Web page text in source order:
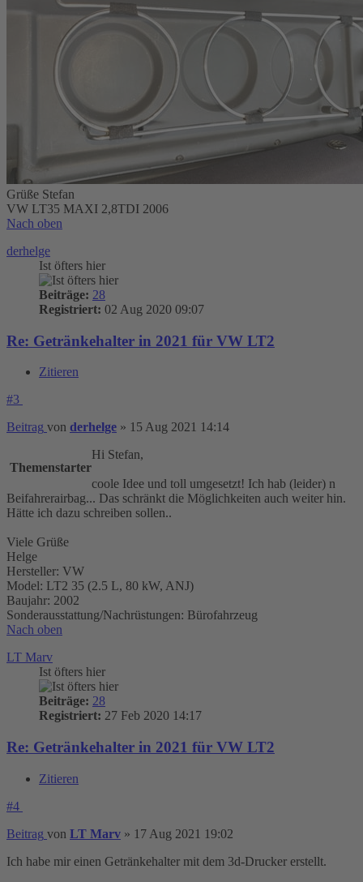
Grüße Stefan
VW LT35 MAXI 2,8TDI 2006
Nach oben
derhelge
Ist öfters hier
Beiträge: 28
Registriert: 02 Aug 2020 09:07
Re: Getränkehalter in 2021 für VW LT2
Zitieren
#3
Beitrag von derhelge » 15 Aug 2021 14:14
Themenstarter
Hi Stefan,
coole Idee und toll umgesetzt! Ich hab (leider) n
Beifahrerairbag... Das schränkt die Möglichkeiten auch weiter hin.
Hätte ich dazu schreiben sollen..
Viele Grüße
Helge
Hersteller: VW
Model: LT2 35 (2.5 L, 80 kW, ANJ)
Baujahr: 2002
Sonderausstattung/Nachrüstungen: Bürofahrzeug
Nach oben
LT Marv
Ist öfters hier
Beiträge: 28
Registriert: 27 Feb 2020 14:17
Re: Getränkehalter in 2021 für VW LT2
Zitieren
#4
Beitrag von LT Marv » 17 Aug 2021 19:02
Ich habe mir einen Getränkehalter mit dem 3d-Drucker erstellt.